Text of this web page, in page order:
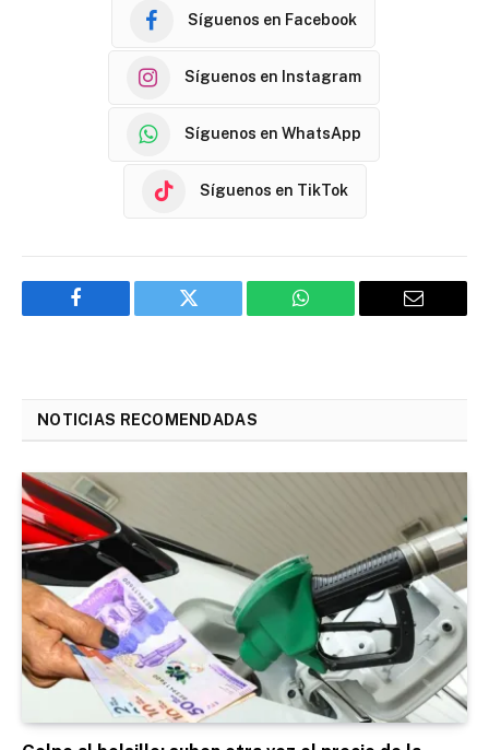
Síguenos en Facebook
Síguenos en Instagram
Síguenos en WhatsApp
Síguenos en TikTok
Facebook Twitter WhatsApp Email
NOTICIAS RECOMENDADAS